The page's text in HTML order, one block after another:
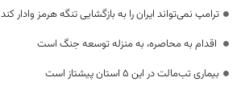
ترامپ نمی‌تواند ایران را به بازگشایی تنگه هرمز وادار کند
اقدام به محاصره، به منزله توسعه جنگ است
بیماری تب‌مالت در این ۵ استان پیشتاز است